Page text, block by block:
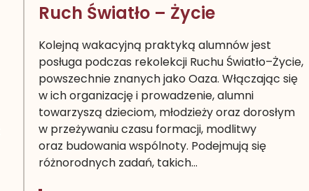
Ruch Światło – Życie
Kolejną wakacyjną praktyką alumnów jest
posługa podczas rekolekcji Ruchu Światło–Życie,
powszechnie znanych jako Oaza. Włączając się
w ich organizację i prowadzenie, alumni
towarzyszą dzieciom, młodzieży oraz dorosłym
w przeżywaniu czasu formacji, modlitwy
oraz budowania wspólnoty. Podejmują się
różnorodnych zadań, takich…